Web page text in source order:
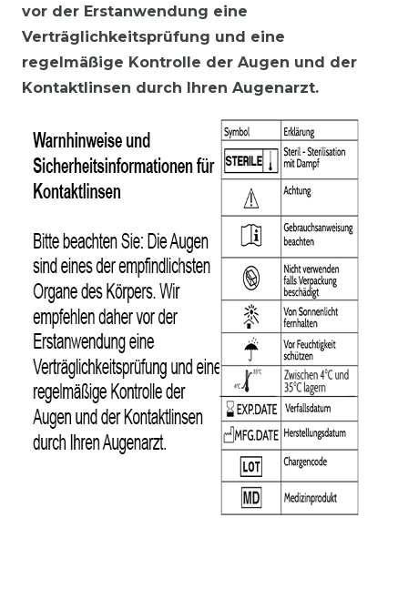
vor der Erstanwendung eine
Verträglichkeitsprüfung und eine
regelmäßige Kontrolle der Augen und der
Kontaktlinsen durch Ihren Augenarzt.